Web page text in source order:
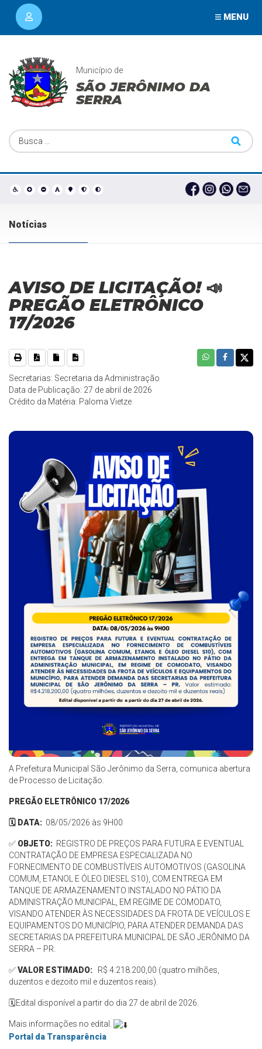
MENU
Município de
SÃO JERÔNIMO DA
SERRA
Notícias
AVISO DE LICITAÇÃO! 📣
PREGÃO ELETRÔNICO
17/2026
Secretarias: Secretaria da Administração
Data de Publicação: 27 de abril de 2026
Crédito da Matéria: Paloma Vietze
A Prefeitura Municipal São Jerônimo da Serra, comunica abertura
de Processo de Licitação.
PREGÃO ELETRÔNICO 17/2026
🗓️ DATA: 08/05/2026 às 9H00
✅ OBJETO: REGISTRO DE PREÇOS PARA FUTURA E EVENTUAL
CONTRATAÇÃO DE EMPRESA ESPECIALIZADA NO
FORNECIMENTO DE COMBUSTÍVEIS AUTOMOTIVOS (GASOLINA
COMUM, ETANOL E ÓLEO DIESEL S10), COM ENTREGA EM
TANQUE DE ARMAZENAMENTO INSTALADO NO PÁTIO DA
ADMINISTRAÇÃO MUNICIPAL, EM REGIME DE COMODATO,
VISANDO ATENDER ÀS NECESSIDADES DA FROTA DE VEÍCULOS E
EQUIPAMENTOS DO MUNICÍPIO, PARA ATENDER DEMANDA DAS
SECRETARIAS DA PREFEITURA MUNICIPAL DE SÃO JERÔNIMO DA
SERRA – PR.
✅VALOR ESTIMADO:
R$ 4.218.200,00 (quatro milhões,
duzentos e dezoito mil e duzentos reais).
🗓️Edital disponível a partir do dia 27 de abril de 2026.
Mais informações no edital.
Portal da Transparência